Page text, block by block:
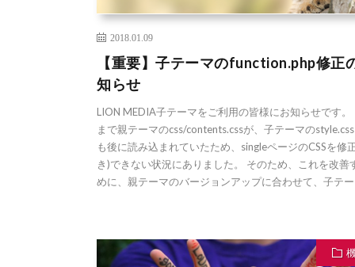
2018.01.09
【重要】子テーマのfunction.php修正
知らせ
LION MEDIA子テーマをご利用の皆様にお知らせです。
まで親テーマのcss/contents.cssが、子テーマの
も後に読み込まれていたため、singleページのCSSを修
き)できない状況にありました。 そのため、これを改善
めに、親テーマのバージョンアップに合わせて、子テ